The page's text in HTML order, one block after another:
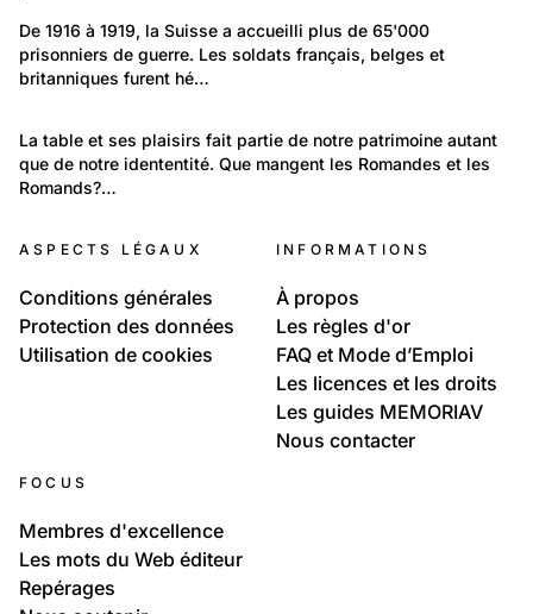
Politique et Société: Evénements
Les internés de la Grande Guerre en Suisse
De 1916 à 1919, la Suisse a accueilli plus de 65'000
prisonniers de guerre. Les soldats français, belges et
britanniques furent hé…
Temps libre et culture: Vie quotidienne
La Suisse romande à table
La table et ses plaisirs fait partie de notre patrimoine autant
que de notre idententité. Que mangent les Romandes et les
Romands?…
ASPECTS LÉGAUX
Conditions générales
Protection des données
Utilisation de cookies
INFORMATIONS
À propos
Les règles d'or
FAQ et Mode d’Emploi
Les licences et les droits
Les guides MEMORIAV
Nous contacter
FOCUS
Membres d'excellence
Les mots du Web éditeur
Repérages